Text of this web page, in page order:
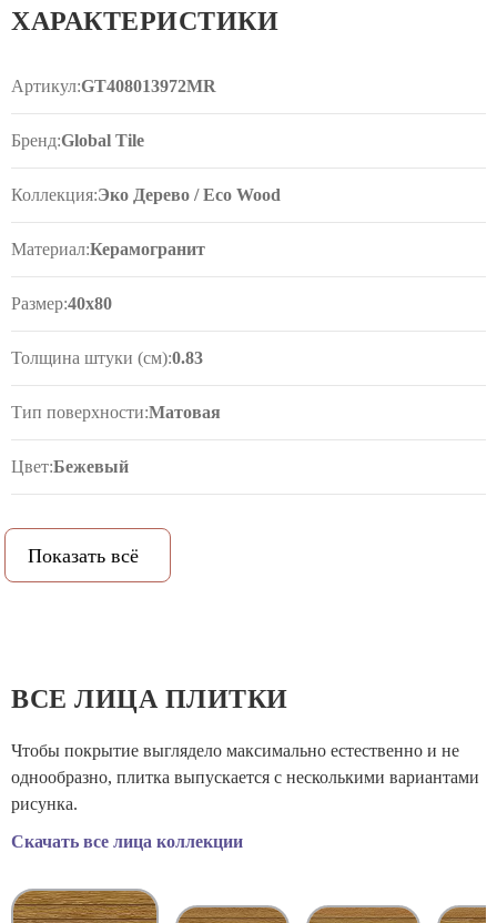
ХАРАКТЕРИСТИКИ
Артикул:GT408013972MR
Бренд:Global Tile
Коллекция:Эко Дерево / Eco Wood
Материал:Керамогранит
Размер:40x80
Толщина штуки (см):0.83
Тип поверхности:Матовая
Цвет:Бежевый
PEI (степень истираемости):
Количество штук в упаковке:
Вес коробки: 28.833
Объем коробки:0.0168
Показать всё
ВСЕ ЛИЦА ПЛИТКИ
Чтобы покрытие выглядело максимально естественно и не
однообразно, плитка выпускается с несколькими вариантами
рисунка.
Скачать все лица коллекции